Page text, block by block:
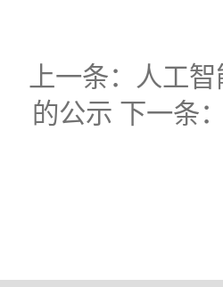
上一条：
人工
的公示 下一条